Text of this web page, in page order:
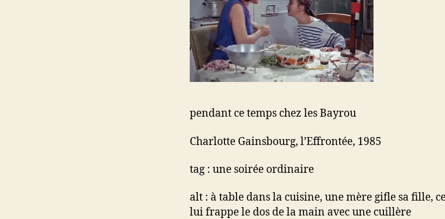
pendant ce temps chez les Bayrou
Charlotte Gainsbourg, l’Effrontée, 1985
tag : une soirée ordinaire
alt : à table dans la cuisine, une mère gifle sa fille,
lui frappe le dos de la main avec une cuillère